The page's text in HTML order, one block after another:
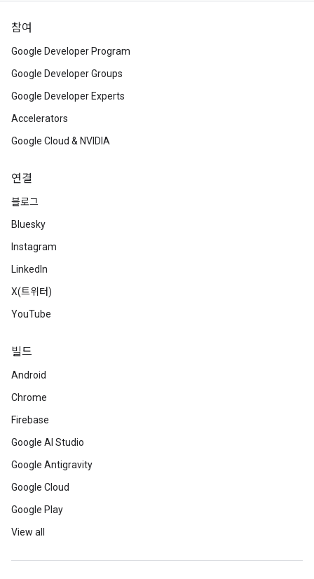
참여
Google Developer Program
Google Developer Groups
Google Developer Experts
Accelerators
Google Cloud & NVIDIA
연결
블로그
Bluesky
Instagram
LinkedIn
X(트위터)
YouTube
빌드
Android
Chrome
Firebase
Google AI Studio
Google Antigravity
Google Cloud
Google Play
View all